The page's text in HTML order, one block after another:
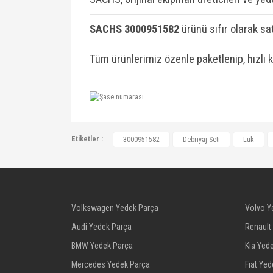
SACHS 3000951582 ürünü sıfır olarak
Tüm ürünlerimiz özenle paketlenip,
1629114, 5666024, 55201448,
Etiketler : 3000951582 Debriyaj Seti Luk
Volkswagen Yedek Parça
Audi Yedek Parça
BMW Yedek Parça
Mercedes Yedek Parça
Volvo
Kia
Fiat